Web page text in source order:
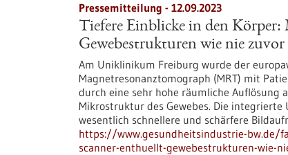
Pressemitteilung - 12.09.2023
Tiefere Einblicke in den
Gewebestrukturen wie nie zuvor
Am Uniklinikum Freiburg wurde der
Magnetresonanztomograph (MRT) mit
durch eine sehr hohe räumliche
Mikrostruktur des Gewebes. Die
wesentlich schnellere und schärfere
https://www.gesundheitsindustrie-bw.de/
scanner-enthuellt-gewebestrukturen-wie-